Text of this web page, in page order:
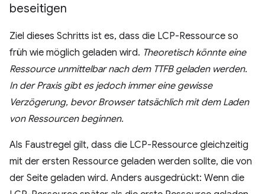
beseitigen
Ziel dieses Schritts ist es, dass die LCP-Ressource so
früh wie möglich geladen wird. Theoretisch könnte eine
Ressource unmittelbar nach dem TTFB geladen werden.
In der Praxis gibt es jedoch immer eine gewisse
Verzögerung, bevor Browser tatsächlich mit dem Laden
von Ressourcen beginnen.
Als Faustregel gilt, dass die LCP-Ressource gleichzeitig
mit der ersten Ressource geladen werden sollte, die von
der Seite geladen wird. Anders ausgedrückt: Wenn die